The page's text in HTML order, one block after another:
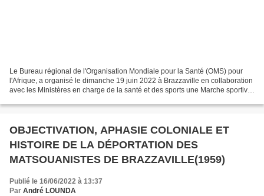
Le Bureau régional de l'Organisation Mondiale pour la Santé (OMS) pour
l'Afrique, a organisé le dimanche 19 juin 2022 à Brazzaville en collaboration
avec les Ministères en charge de la santé et des sports une Marche sportive
OBJECTIVATION, APHASIE COLONIALE ET
HISTOIRE DE LA DÉPORTATION DES
MATSOUANISTES DE BRAZZAVILLE(1959)
Publié le 16/06/2022 à 13:37
Par André LOUNDA